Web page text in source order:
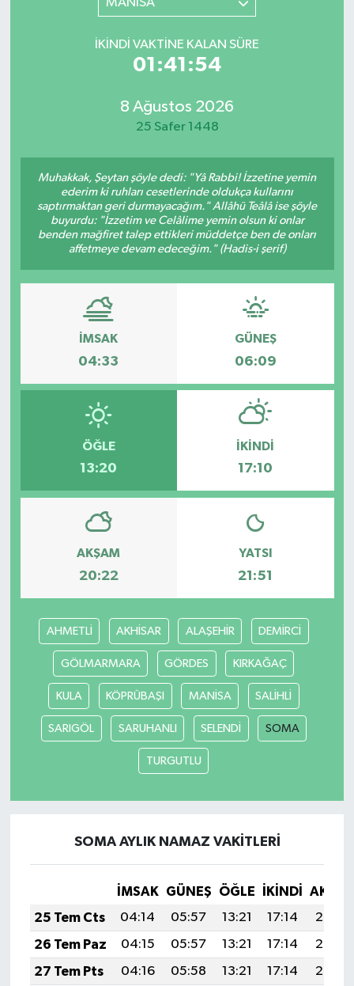
MANİSA
İKINDI VAKTINE KALAN SÜRE
01:41:54
8 Ağustos 2026
25 Safer 1448
Muhakkak, Şeytan şöyle dedi: "Yâ Rabbi! İzzetine yemin
ederim ki ruhları cesetlerinde oldukça kullarını
saptırmaktan geri durmayacağım." Allâhü Teâlâ ise şöyle
buyurdu: "İzzetim ve Celâlime yemin olsun ki onlar
benden mağfiret talep ettikleri müddetçe ben de onları
affetmeye devam edeceğim." (Hadis-i şerif)
İMSAK
04:33
GÜNEŞ
06:09
ÖĞLE
13:20
İKINDI
17:10
AKŞAM
20:22
YATSI
21:51
AHMETLİ AKHİSAR ALAŞEHİR DEMİRCİ
GÖLMARMARA GÖRDES KIRKAĞAÇ
KULA KÖPRÜBAŞI MANİSA SALİHLİ
SARIGÖL SARUHANLI SELENDİ SOMA
TURGUTLU
SOMA AYLIK NAMAZ VAKITLERI
İMSAK GÜNEŞ ÖĞLE İKINDI
25 Tem Cts
04:14 05:57 13:21 17:14
20:36
26 Tem Paz
04:15 05:57 13:21 17:14
20:35
27 Tem Pts
04:16 05:58 13:21 17:14
20:34